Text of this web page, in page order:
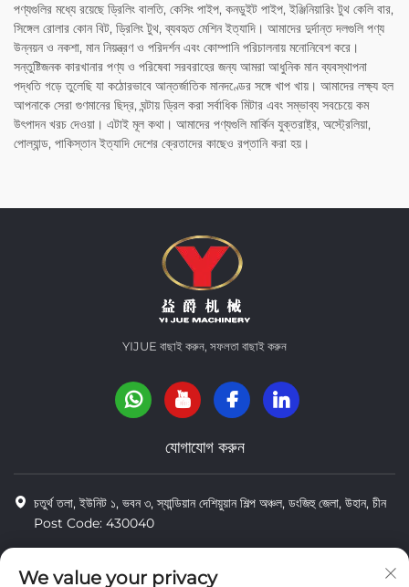
পণ্যগুলির মধ্যে রয়েছে ড্রিলিং বালতি, কেসিং পাইপ, কনডুইট পাইপ, ইঞ্জিনিয়ারিং টুথ কেলি বার,
সিঙ্গেল রোলার কোন বিট, ড্রিলিং টুথ, ব্যবহৃত মেশিন ইত্যাদি। আমাদের দুর্দান্ত দলগুলি পণ্য
উন্নয়ন ও নকশা, মান নিয়ন্ত্রণ ও পরিদর্শন এবং কোম্পানি পরিচালনায় মনোনিবেশ করে।
সন্তুষ্টিজনক কারখানার পণ্য ও পরিষেবা সরবরাহের জন্য আমরা আধুনিক মান ব্যবস্থাপনা
পদ্ধতি গড়ে তুলেছি যা কঠোরভাবে আন্তর্জাতিক মানদণ্ডের সঙ্গে খাপ খায়। আমাদের লক্ষ্য হল
আপনাকে সেরা গুণমানের ছিদ্র, ঘন্টায় ড্রিল করা সর্বাধিক মিটার এবং সম্ভাব্য সবচেয়ে কম
উৎপাদন খরচ দেওয়া। এটাই মূল কথা। আমাদের পণ্যগুলি মার্কিন যুক্তরাষ্ট্র, অস্ট্রেলিয়া,
পোল্যান্ড, পাকিস্তান ইত্যাদি দেশের ক্রেতাদের কাছেও রপ্তানি করা হয়।
YIJUE বাছাই করুন, সফলতা বাছাই করুন
যোগাযোগ করুন
চতুর্থ তলা, ইউনিট ১, ভবন ৩, স্যান্ডিয়ান দেশিয়ুয়ান শিল্প অঞ্চল, ডংজিহু জেলা, উহান, চীন
Post Code: 430040
8618971664820
We value your privacy